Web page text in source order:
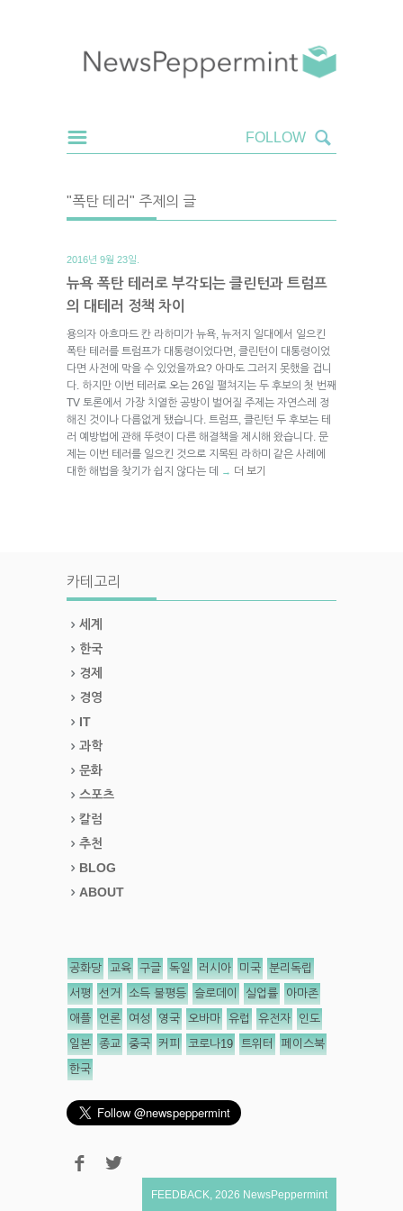
"폭탄 테러" 주제의 글
2016년 9월 23일.
뉴욕 폭탄 테러로 부각되는 클린턴과 트럼프
의 대테러 정책 차이
용의자 아흐마드 칸 라하미가 뉴욕, 뉴저지 일대에서 일으킨
폭탄 테러를 트럼프가 대통령이었다면, 클린턴이 대통령이었
다면 사전에 막을 수 있었을까요? 아마도 그러지 못했을 겁니
다. 하지만 이번 테러로 오는 26일 펼쳐지는 두 후보의 첫 번째
TV 토론에서 가장 치열한 공방이 벌어질 주제는 자연스레 정
해진 것이나 다름없게 됐습니다. 트럼프, 클린턴 두 후보는 테
러 예방법에 관해 뚜렷이 다른 해결책을 제시해 왔습니다. 문
제는 이번 테러를 일으킨 것으로 지목된 라하미 같은 사례에
대한 해법을 찾기가 쉽지 않다는 데
→ 더 보기
카테고리
세계
한국
경제
경영
IT
과학
문화
스포츠
칼럼
추천
BLOG
ABOUT
공화당 교육 구글 독일 러시아 미국 분리독립
서평 선거 소득 불평등 슬로데이 실업률 아마존
애플 언론 여성 영국 오바마 유럽 유전자 인도
일본 종교 중국 커피 코로나19 트위터 페이스북
한국
FEEDBACK 2026 NewsPeppermint